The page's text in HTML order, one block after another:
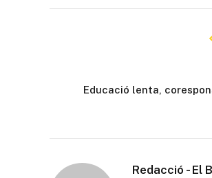
Educació lenta,
Redacció - El